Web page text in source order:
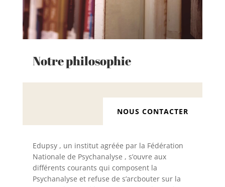
Notre philosophie
NOUS CONTACTER
Edupsy , un institut agréée par la Fédération
Nationale de Psychanalyse , s’ouvre aux
différents courants qui composent la
Psychanalyse et refuse de s’arcbouter sur la